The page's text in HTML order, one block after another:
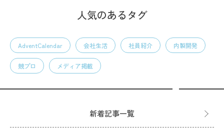
人気のあるタグ
AdventCalendar 会社生活 社員紹介 内製開発
競プロ メディア掲載
新着記事一覧